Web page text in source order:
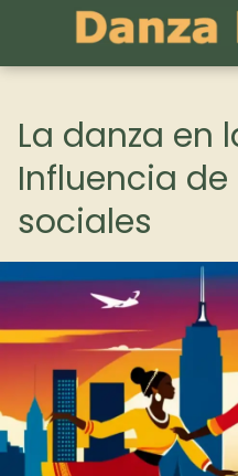
La danza en
Influencia de
sociales